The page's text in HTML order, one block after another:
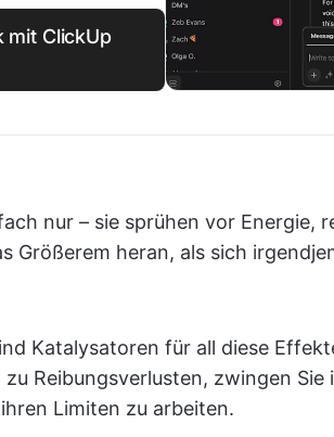
mit ClickUp
nur – sie sprühen vor Energie,
Größerem heran, als sich
Katalysatoren für all diese
Reibungsverlusten, zwingen Sie
Limiten zu arbeiten.